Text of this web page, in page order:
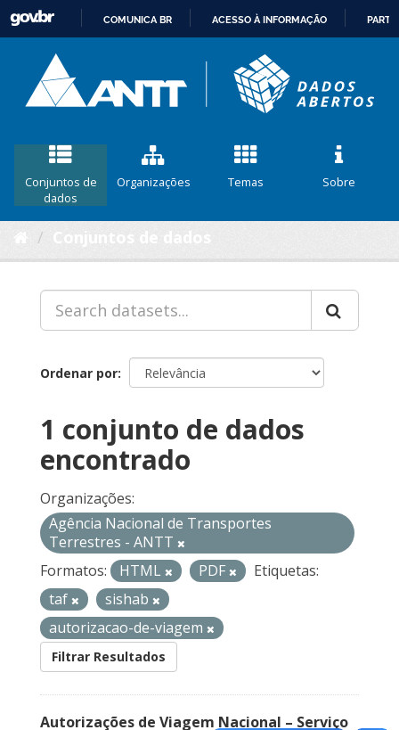
CONTEÚDO
COMUNICA BR ACESSO À INFORMAÇÃO
Conjuntos de
dados
Organizações Temas Sobre
Ordenar por
1 conjunto de dados
encontrado
Organizações:
Agência Nacional de Transportes
Terrestres - ANTT
Formatos:
HTML PDF
Etiquetas:
taf
sishab
autorizacao-de-viagem
Filtrar Resultados
Autorizações de Viagem Nacional – Serviço